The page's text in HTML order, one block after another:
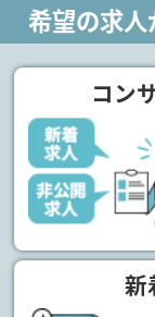
希望の求
コン
新